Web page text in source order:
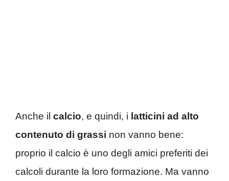
Anche il calcio, e quindi, i latticini ad alto
contenuto di grassi non vanno bene:
proprio il calcio è uno degli amici preferiti dei
calcoli durante la loro formazione. Ma vanno